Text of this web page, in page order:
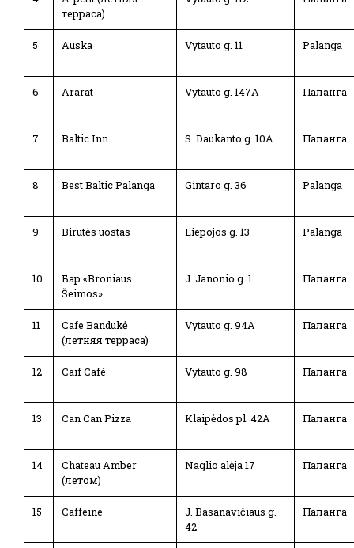
терраса)
5 Auska Vytauto g. 11 Palanga
6 Ararat Vytauto g. 147A Паланга
7 Baltic Inn S. Daukanto g. 10A Паланга
8 Best Baltic Palanga Gintaro g. 36 Palanga
9 Birutės uostas Liepojos g. 13 Palanga
10
Бар «Broniaus
Šeimos»
J. Janonio g. 1 Паланга
11
Cafe Bandukė
(летняя терраса)
Vytauto g. 94A Паланга
12 Caif Café Vytauto g. 98 Паланга
13 Can Can Pizza Klaipėdos pl. 42A Паланга
14
Chateau Amber
(летом)
Naglio alėja 17 Паланга
15 Caffeine
J. Basanavičiaus g.
42
Паланга